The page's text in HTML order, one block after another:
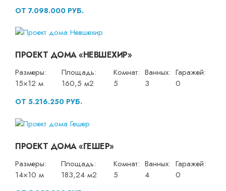
ОТ 7.098.000 РУБ.
ПРОЕКТ ДОМА «НЕВШЕХИР»
Размеры:
15×12 м
Площадь:
160,5 м2
Комнат:
5
Ванных:
3
Гаражей:
0
ОТ 5.216.250 РУБ.
ПРОЕКТ ДОМА «ГЕШЕР»
Размеры:
14×10 м
Площадь:
183,24 м2
Комнат:
5
Ванных:
4
Гаражей:
0